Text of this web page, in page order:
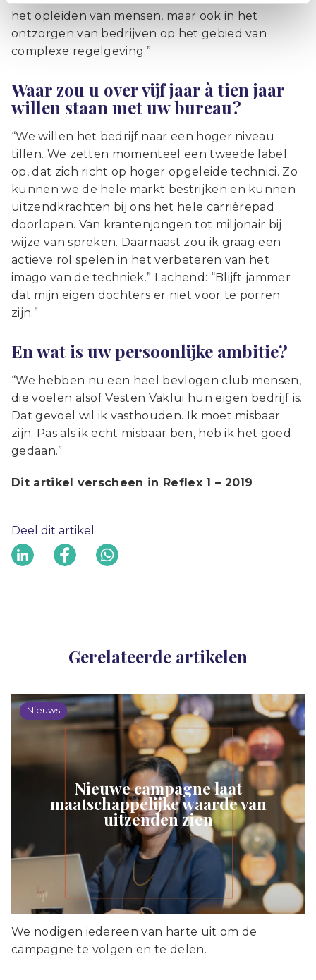
het opleiden van mensen, maar ook in het
ontzorgen van bedrijven op het gebied van
complexe regelgeving.”
Waar zou u over vijf jaar à tien jaar
willen staan met uw bureau?
“We willen het bedrijf naar een hoger niveau
tillen. We zetten momenteel een tweede label
op, dat zich richt op hoger opgeleide technici. Zo
kunnen we de hele markt bestrijken en kunnen
uitzendkrachten bij ons het hele carrièrepad
doorlopen. Van krantenjongen tot miljonair bij
wijze van spreken. Daarnaast zou ik graag een
actieve rol spelen in het verbeteren van het
imago van de techniek.” Lachend: “Blijft jammer
dat mijn eigen dochters er niet voor te porren
zijn.”
En wat is uwpersoonlijke ambitie?
“We hebben nu een heel bevlogen club mensen,
die voelen alsof Vesten Vaklui hun eigen bedrijf is.
Dat gevoel wil ik vasthouden. Ik moet misbaar
zijn. Pas als ik echt misbaar ben, heb ik het goed
gedaan.”
Dit artikel verscheen in Reflex 1 – 2019
Deel dit artikel
Gerelateerde artikelen
Nieuws
Nieuwe campagne laat
maatschappelijke waarde van
uitzenden zien
We nodigen iedereen van harte uit om de
campagne te volgen en te delen.